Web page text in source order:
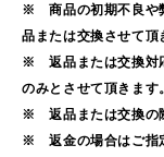
※ 商品の初期不良や
品または交換させて頂
※ 返品または交換対
のみとさせて頂きます。
※ 返品または交換の
※ 返金の場合はご指